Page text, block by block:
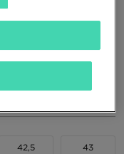
42,5 43